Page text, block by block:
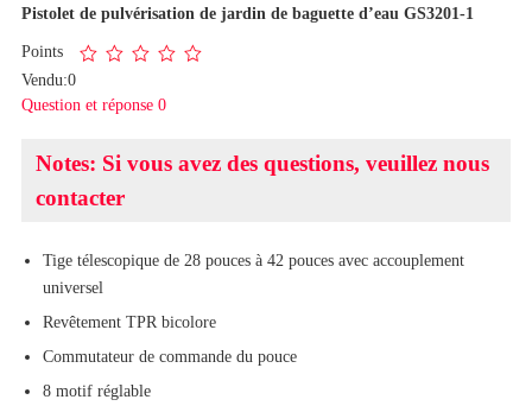
Pistolet de pulvérisation de jardin de baguette d’eau GS3201-1
Points
Vendu:0
Question et réponse 0
Notes: Si vous avez des questions, veuillez nous
contacter
Tige télescopique de 28 pouces à 42 pouces avec accouplement
universel
Revêtement TPR bicolore
Commutateur de commande du pouce
8 motif réglable